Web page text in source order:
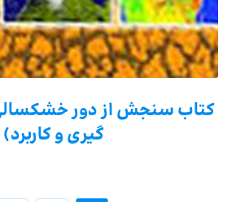
کتاب سنجش از دور
گیری و کاربرد)